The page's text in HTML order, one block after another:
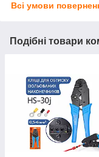
Всі умови
Подібні товари